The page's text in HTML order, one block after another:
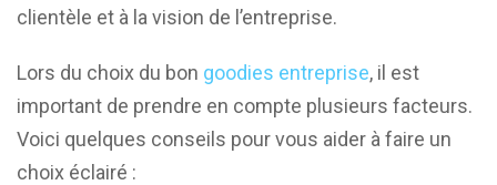
clientèle et à la vision de l’entreprise.
Lors du choix du bon goodies entreprise, il est
important de prendre en compte plusieurs facteurs.
Voici quelques conseils pour vous aider à faire un
choix éclairé :